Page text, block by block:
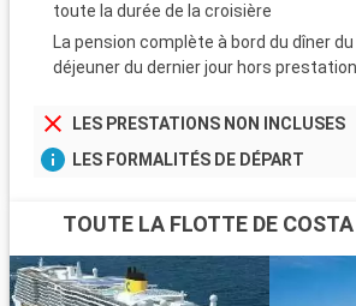
toute la durée de la croisière
La pension complète à bord du dîner
déjeuner du dernier jour hors
LES PRESTATIONS NON INCLUSES
LES FORMALITÉS DE DÉPART
TOUTE LA FLOTTE DE